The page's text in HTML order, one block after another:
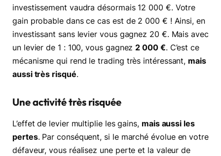
investissement vaudra désormais 12 000 €. Votre
gain probable dans ce cas est de 2 000 € ! Ainsi, en
investissant sans levier vous gagnez 20 €. Mais avec
un levier de 1 : 100, vous gagnez2 000 €. C’est ce
mécanisme qui rend le trading très intéressant, mais
aussi très risqué.
Une activité très risquée
L’effet de levier multiplie les gains, mais aussi les
pertes. Par conséquent, si le marché évolue en votre
défaveur, vous réalisez une perte et la valeur de